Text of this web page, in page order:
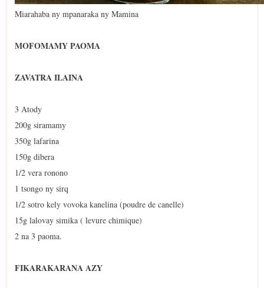
Miarahaba ny mpanaraka ny Mamina
MOFOMAMY PAOMA
ZAVATRA ILAINA
3 Atody
200g siramamy
350g lafarina
150g dibera
1/2 vera ronono
1 tsongo ny sirq
1/2 sotro kely vovoka kanelina (poudre de canelle)
15g lalovay simika ( levure chimique)
2 na 3 paoma.
FIKARAKARANA AZY